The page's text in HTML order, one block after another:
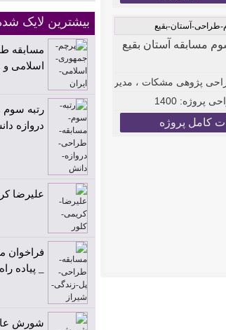
مسابقه آستان بقیع
پژوهی مشکات ، مدیر طراحی: محسن اکبرزاده
پروژه: 1400
کامل پروژه
الدین فتحی - مصطفی مومنی راد
بیشترین لایک
مسابقه
اسلامی
رتبه
دروازه
علیرضا
فراخوان
_ پیاده
شورش